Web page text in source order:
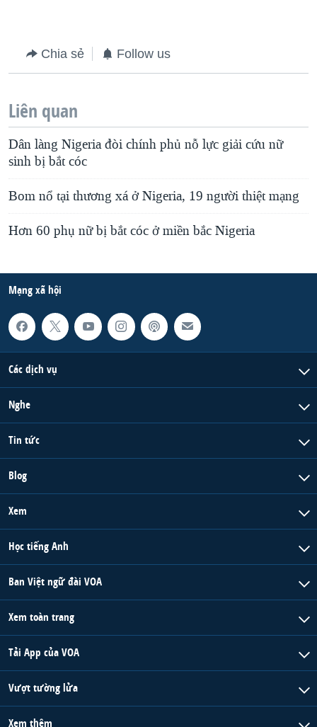
Chia sẻ Follow us
Liên quan
Dân làng Nigeria đòi chính phủ nỗ lực giải cứu nữ
sinh bị bắt cóc
Bom nổ tại thương xá ở Nigeria, 19 người thiệt mạng
Hơn 60 phụ nữ bị bắt cóc ở miền bắc Nigeria
Mạng xã hội
Các dịch vụ
Nghe
Tin tức
Blog
Xem
Học tiếng Anh
Ban Việt ngữ đài VOA
Xem toàn trang
Tải App của VOA
Vượt tường lửa
Xem thêm